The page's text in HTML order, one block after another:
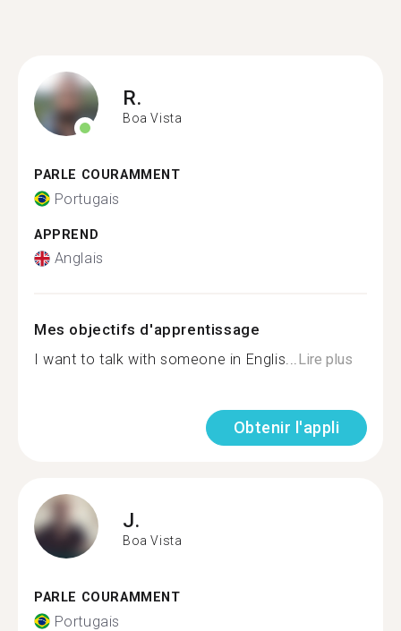
R.
Boa Vista
PARLE COURAMMENT
Portugais
APPREND
Anglais
Mes objectifs d'apprentissage
I want to talk with someone in Englis...Lire plus
Obtenir l'appli
J.
Boa Vista
PARLE COURAMMENT
Portugais